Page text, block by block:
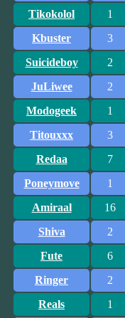
Tikokolol
1
Kbuster
3
Suicideboy
2
JuLiwee
2
Modogeek
1
Titouxxx
3
Redaa
7
Poneymove
1
Amiraal
16
Shiva
2
Fute
6
Ringer
2
Reals
1